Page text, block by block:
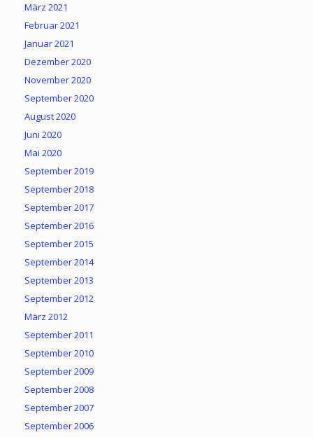
März 2021
Februar 2021
Januar 2021
Dezember 2020
November 2020
September 2020
August 2020
Juni 2020
Mai 2020
September 2019
September 2018
September 2017
September 2016
September 2015
September 2014
September 2013
September 2012
März 2012
September 2011
September 2010
September 2009
September 2008
September 2007
September 2006